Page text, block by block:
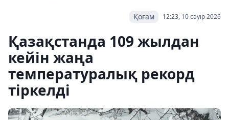
12:23, 10 сәуір 2026
Қоғам
Қазақстанда 109 жылдан
кейін жаңа
температуралық рекорд
тіркелді